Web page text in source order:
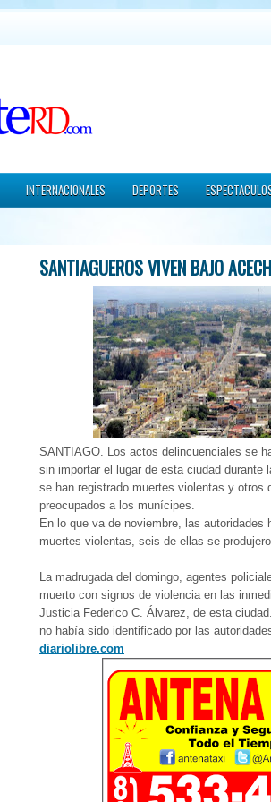
INTERNACIONALES DEPORTES
SANTIAGUEROS VIVEN BAJO
SANTIAGO. Los actos delincuenciales se
sin importar el lugar de esta ciudad durante
se han registrado muertes violentas y otros
preocupados a los munícipes.
En lo que va de noviembre, las autoridades
muertes violentas, seis de ellas se
La madrugada del domingo, agentes
muerto con signos de violencia en las
Justicia Federico C. Álvarez, de esta
no había sido identificado por las
diariolibre.com